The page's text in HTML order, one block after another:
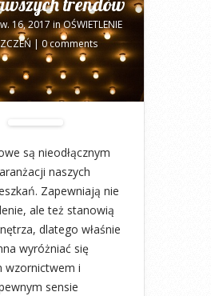
16, 2017 inOŚWIETLENIE
| 0 comments
są nieodłącznym
naszych
Zapewniają nie
ale też stanowią
dlatego właśnie
wyróżniać się
wzornictwem i
sensie